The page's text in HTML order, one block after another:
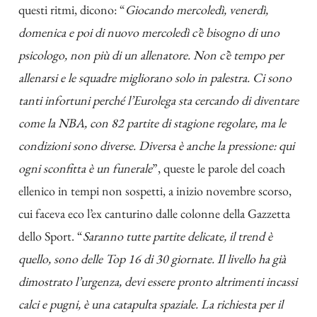
questi ritmi, dicono: “Giocando mercoledì, venerdì,
domenica e poi di nuovo mercoledì c’è bisogno di uno
psicologo, non più di un allenatore. Non c’è tempo per
allenarsi e le squadre migliorano solo in palestra. Ci sono
tanti infortuni perché l’Eurolega sta cercando di diventare
come la NBA, con 82 partite di stagione regolare, ma le
condizioni sono diverse. Diversa è anche la pressione: qui
ogni sconfitta è un funerale”, queste le parole del coach
ellenico in tempi non sospetti, a inizio novembre scorso,
cui faceva eco l’ex canturino dalle colonne della Gazzetta
dello Sport. “Saranno tutte partite delicate, il trend è
quello, sono delle Top 16 di 30 giornate. Il livello ha già
dimostrato l’urgenza, devi essere pronto altrimenti incassi
calci e pugni, è una catapulta spaziale. La richiesta per il